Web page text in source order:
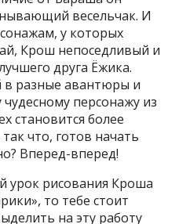
весельчак. И
у которых
Крош непоседливый и
друга Ёжика.
в разные авантюры и
персонажу из
становится более
что, готов начать
Вперед-вперед!
урок рисования Кроша
то тебе стоит
на эту работу